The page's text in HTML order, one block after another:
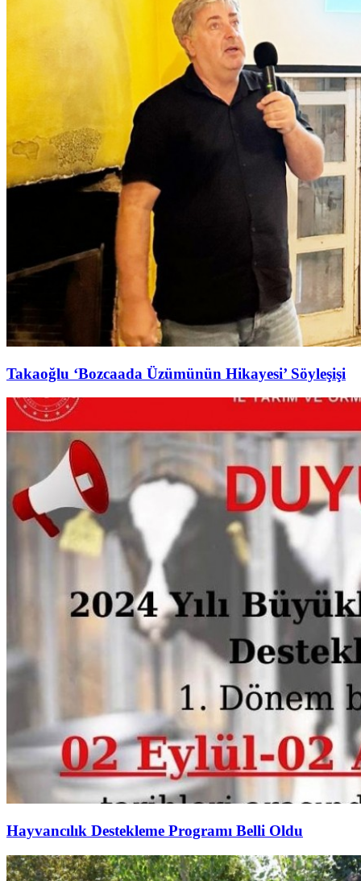
Takaoğlu ‘Bozcaada Üzümünün Hikayesi’ Söyleşişi
Hayvancılık Destekleme Programı Belli Oldu